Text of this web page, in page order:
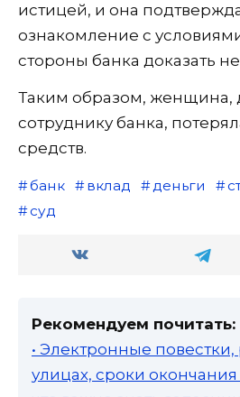
истицей, и она
ознакомление с
стороны банка доказать
Таким образом, женщина,
сотруднику банка,
средств.
банк вклад деньги
суд
Рекомендуем почитать:
• Электронные
улицах, сроки